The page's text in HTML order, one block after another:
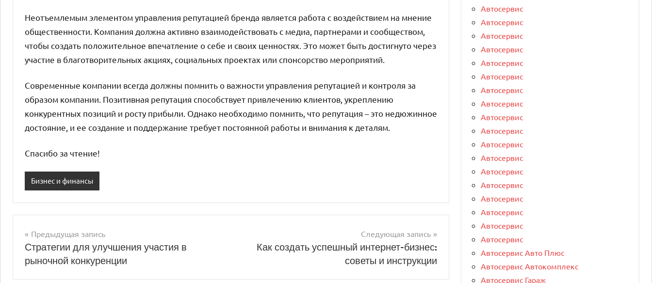
Неотъемлемым элементом управления репутацией бренда является работа с воздействием на мнение
общественности. Компания должна активно взаимодействовать с медиа, партнерами и сообществом,
чтобы создать положительное впечатление о себе и своих ценностях. Это может быть достигнуто через
участие в благотворительных акциях, социальных проектах или спонсорство мероприятий.
Современные компании всегда должны помнить о важности управления репутацией и контроля за
образом компании. Позитивная репутация способствует привлечению клиентов, укреплению
конкурентных позиций и росту прибыли. Однако необходимо помнить, что репутация – это недюжинное
достояние, и ее создание и поддержание требует постоянной работы и внимания к деталям.
Спасибо за чтение!
Бизнес и финансы
Навигация
по
записям
Предыдущая запись
Стратегии для улучшения участия в
рыночной конкуренции
Следующая запись
Как создать успешный интернет-бизнес:
советы и инструкции
Автосервис
Автосервис
Автосервис
Автосервис
Автосервис
Автосервис
Автосервис
Автосервис
Автосервис
Автосервис
Автосервис
Автосервис
Автосервис
Автосервис
Автосервис
Автосервис
Автосервис
Автосервис
Автосервис Авто Плюс
Автосервис Автокомплекс
Автосервис Гараж